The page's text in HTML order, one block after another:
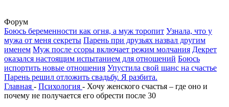
Форум
Боюсь беременности как огня, а муж торопит Узнала, что у
мужа от меня секреты Парень при друзьях назвал другим
именем Муж после ссоры включает режим молчания Декрет
оказался настоящим испытанием для отношений Боюсь
испортить новые отношения Упустила свой шанс на счастье
Парень решил отложить свадьбу. Я разбита.
Главная - Психология - Хочу женского счастья – где оно и
почему не получается его обрести после 30